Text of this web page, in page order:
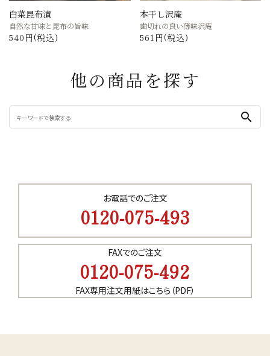
白菜昆布漬
自然な甘味と昆布の旨味
540円(税込)
本干し沢庵
歯切れの良い薄味沢庵
561円(税込)
他の商品を探す
search
お電話でのご注文
0120-075-493
FAXでのご注文
0120-075-492
FAX専用注文用紙はこちら（PDF）